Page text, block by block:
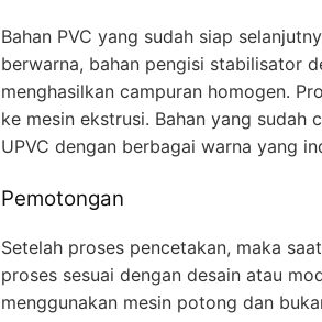
Bahan PVC yang sudah siap
berwarna, bahan pengisi stabilisator
menghasilkan campuran homogen.
ke mesin ekstrusi. Bahan yang sudah
UPVC dengan berbagai warna yang
Pemotongan
Setelah proses pencetakan, maka
proses sesuai dengan desain atau
menggunakan mesin potong dan